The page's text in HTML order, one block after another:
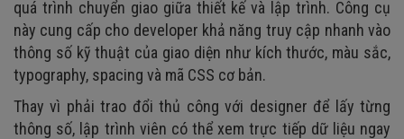
quá trình chuyển giao giữa thiết kế và lập trình. Công cụ
này cung cấp cho developer khả năng truy cập nhanh vào
thông số kỹ thuật của giao diện như kích thước, màu sắc,
typography, spacing và mã CSS cơ bản.
Thay vì phải trao đổi thủ công với designer để lấy từng
thông số, lập trình viên có thể xem trực tiếp dữ liệu ngay